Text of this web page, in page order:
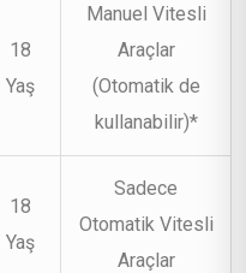
18
Yaş
Manuel Vitesli
Araçlar
(Otomatik de
kullanabilir)*
18
Yaş
Sadece
Otomatik Vitesli
Araçlar